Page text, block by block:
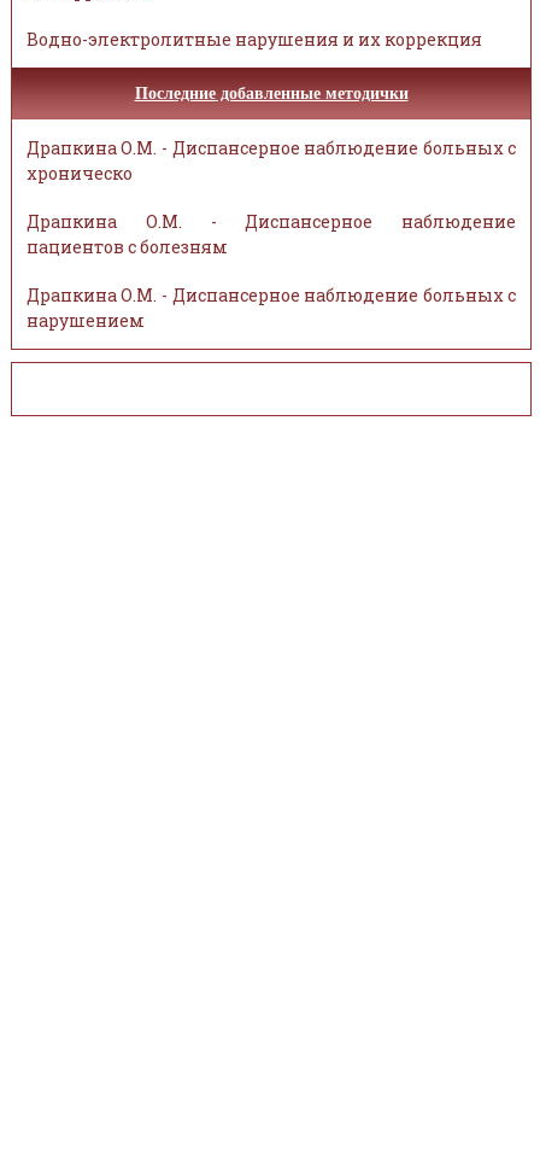
Водно-электролитные нарушения и их коррекция
Последние добавленные методички
Драпкина О.М. - Диспансерное наблюдение больных с
хроническо
Драпкина О.М. - Диспансерное наблюдение
пациентов с болезням
Драпкина О.М. - Диспансерное наблюдение больных с
нарушением